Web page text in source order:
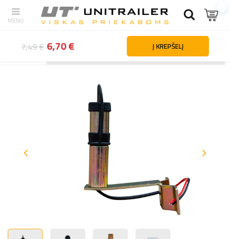
Atgal Namai Apšvietimas ir elektros dalys Spėjamieji žibintai
7,49 € 6,70 € Į KREPŠELĮ